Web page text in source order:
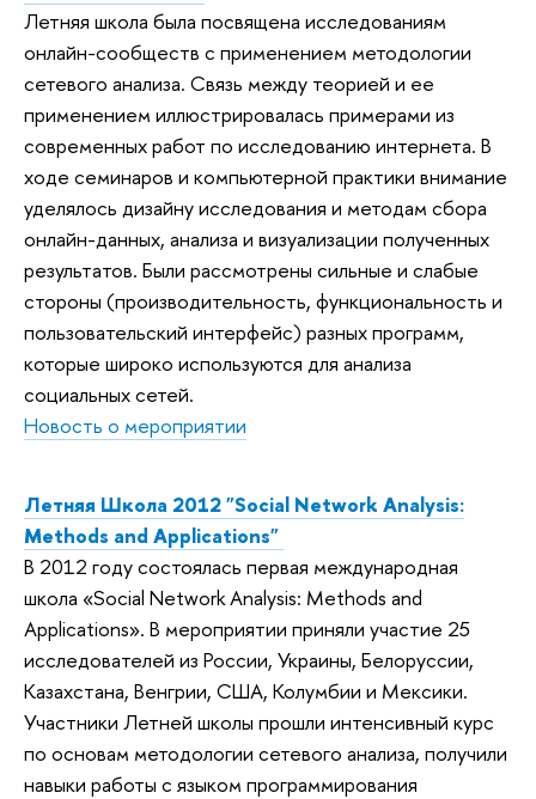
Летняя школа была посвящена исследованиям
онлайн-сообществ с применением методологии
сетевого анализа. Связь между теорией и ее
применением иллюстрировалась примерами из
современных работ по исследованию интернета. В
ходе семинаров и компьютерной практики внимание
уделялось дизайну исследования и методам сбора
онлайн-данных, анализа и визуализации полученных
результатов. Были рассмотрены сильные и слабые
стороны (производительность, функциональность и
пользовательский интерфейс) разных программ,
которые широко используются для анализа
социальных сетей.
Новость о мероприятии
Летняя Школа 2012 "Social Network Analysis:
Methods and Applications"
В 2012 году состоялась первая международная
школа «Social Network Analysis: Methods and
Applications». В мероприятии приняли участие 25
исследователей из России, Украины, Белоруссии,
Казахстана, Венгрии, США, Колумбии и Мексики.
Участники Летней школы прошли интенсивный курс
по основам методологии сетевого анализа, получили
навыки работы с языком программирования